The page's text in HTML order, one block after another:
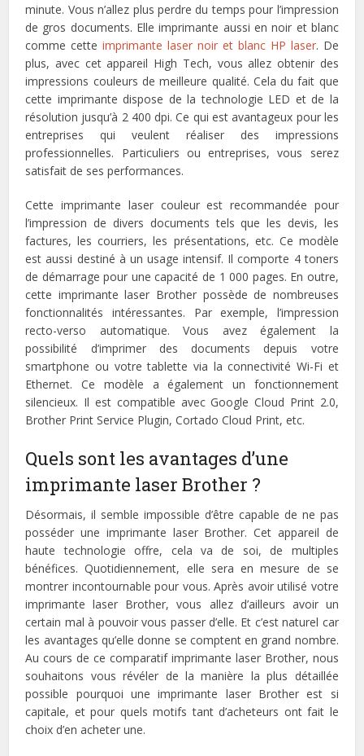
minute. Vous n’allez plus perdre du temps pour l’impression
de gros documents. Elle imprimante aussi en noir et blanc
comme cetteimprimante laser noir et blanc HP laser. De
plus, avec cet appareil High Tech, vous allez obtenir des
impressions couleurs de meilleure qualité. Cela du fait que
cette imprimante dispose de la technologie LED et de la
résolution jusqu’à 2 400 dpi. Ce qui est avantageux pour les
entreprises qui veulent réaliser des impressions
professionnelles. Particuliers ou entreprises, vous serez
satisfait de ses performances.
Cette imprimante laser couleur est recommandée pour
l’impression de divers documents tels que les devis, les
factures, les courriers, les présentations, etc. Ce modèle
est aussi destiné à un usage intensif. Il comporte 4 toners
de démarrage pour une capacité de 1 000 pages. En outre,
cette imprimante laser Brother possède de nombreuses
fonctionnalités intéressantes. Par exemple, l’impression
recto-verso automatique. Vous avez également la
possibilité d’imprimer des documents depuis votre
smartphone ou votre tablette via la connectivité Wi-Fi et
Ethernet. Ce modèle a également un fonctionnement
silencieux. Il est compatible avec Google Cloud Print 2.0,
Brother Print Service Plugin, Cortado Cloud Print, etc.
Quels sont les avantages d’une
imprimante laser Brother ?
Désormais, il semble impossible d’être capable de ne pas
posséder une imprimante laser Brother. Cet appareil de
haute technologie offre, cela va de soi, de multiples
bénéfices. Quotidiennement, elle sera en mesure de se
montrer incontournable pour vous. Après avoir utilisé votre
imprimante laser Brother, vous allez d’ailleurs avoir un
certain mal à pouvoir vous passer d’elle. Et c’est naturel car
les avantages qu’elle donne se comptent en grand nombre.
Au cours de ce comparatif imprimante laser Brother, nous
souhaitons vous révéler de la manière la plus détaillée
possible pourquoi une imprimante laser Brother est si
capitale, et pour quels motifs tant d’acheteurs ont fait le
choix d’en acheter une.